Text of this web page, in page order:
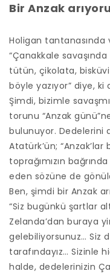
Bir Anzak
Holigan tantanasında
“Çanakkale
tütün, çikolata,
böyle yazıyor” diye, ki
Şimdi, bizimle
torunu “Anzak
bulunuyor. Dedelerini
Atatürk’ün; “Anzak’lar
toprağımızın
eden sözüne de
Ben, şimdi bir Anzak
“Siz bugünkü şartlar
Zelanda’dan buraya
gelebiliyorsunuz… Siz
tarafındayız… Sizinle
halde, dedelerinizin